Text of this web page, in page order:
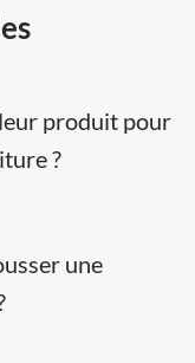
produit pour
?
une